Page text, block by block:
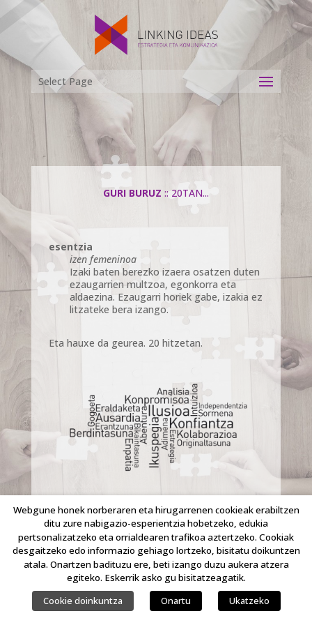
Select Page
GURI BURUZ :: 20TAN...
esentzia
izen femeninoa
Izaki baten berezko izaera osatzen duten
ezaugarrien multzoa, egonkorra eta
aldaezina. Ezaugarri horiek gabe, izakia ez
litzateke bera izango.
Eta hauxe da geurea. 20 hitzetan.
COPYRIGHT © 2023 LINKING IDEAS. ESKUBIDE GUZTIAK ERRESERBATUTA.
Webgune honek norberaren eta hirugarrenen cookieak erabiltzen
ditu zure nabigazio-esperientzia hobetzeko, edukia
pertsonalizatzeko eta orrialdearen trafikoa aztertzeko. Cookiak
desgaitzeko edo informazio gehiago lortzeko, bisitatu doikuntzen
atala. Onartzen badituzu ere, beti izango duzu aukera atzera
egiteko. Eskerrik asko gu bisitatzeagatik.
Cookie doinkuntza
Onartu Ukatzeko